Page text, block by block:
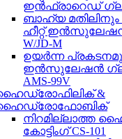
ഇൻഫ്രാറെഡ്
ബാഹ്യ
ഹീറ്റ്
W/JD-M
ഉയർന്ന
ഇൻസുലേഷൻ
AMS-99V
&
നിറമില്ലാത്ത
കോട്ടിംഗ് CS-101